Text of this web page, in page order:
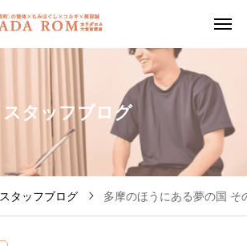
ス タ ッ フブロ グ
スタッフブログ 多摩のほうにある夢の国 そ